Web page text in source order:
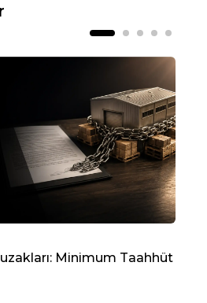
Minimum Taahhüt